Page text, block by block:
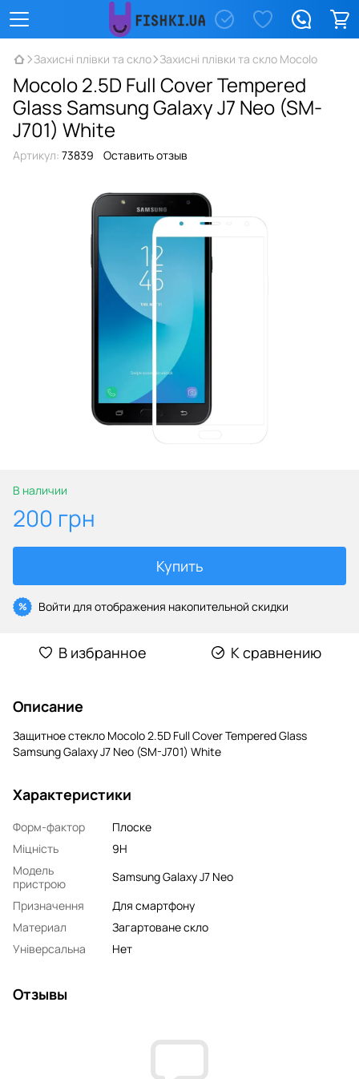
Захисні плівки та скло Захисні плівки та скло Mocolo
Mocolo 2.5D Full Cover Tempered
Glass Samsung Galaxy J7 Neo (SM-
J701) White
Артикул: 73839 Оставить отзыв
В наличии
200 грн
Купить
% Войти для отображения накопительной скидки
В избранное К сравнению
Описание
Защитное стекло Mocolo 2.5D Full Cover Tempered Glass
Samsung Galaxy J7 Neo (SM-J701) White
Характеристики
Форм-фактор
Плоске
Міцність
9H
Модель
пристрою
Samsung Galaxy J7 Neo
Призначення
Для смартфону
Материал
Загартоване скло
Універсальна
Нет
Отзывы